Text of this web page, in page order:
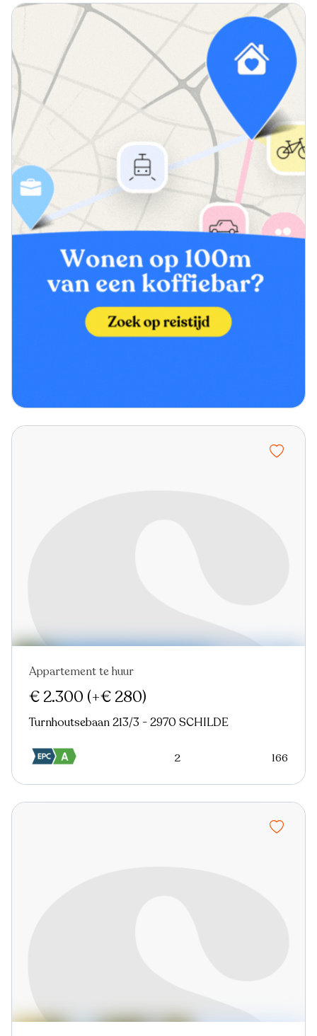
Appartement te huur
€ 2.300 (+€ 280)
Turnhoutsebaan 213/3 - 2970 SCHILDE
2 166